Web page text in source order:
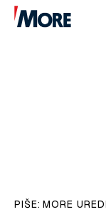
PIŠE: MORE